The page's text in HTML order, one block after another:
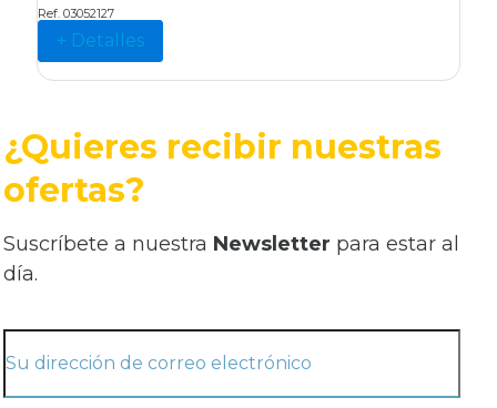
+ Detalles
Ref. 03052127
¿Quieres recibir nuestras
ofertas?
Suscríbete a nuestra Newsletter para estar al
día.